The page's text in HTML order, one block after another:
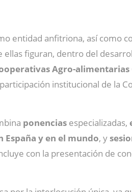
entidad anfitriona, así como
ellas figuran, dentro del
Agro-alimentarias
institucional de la
ponencias especializadas,
España y en el mundo, y
con la presentación de